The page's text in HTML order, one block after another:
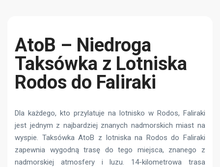
AtoB – Niedroga
Taksówka z Lotniska
Rodos do Faliraki
Dla każdego, kto przylatuje na lotnisko w Rodos, Faliraki
jest jednym z najbardziej znanych nadmorskich miast na
wyspie. Taksówka AtoB z lotniska na Rodos do Faliraki
zapewnia wygodną trasę do tego miejsca, znanego z
nadmorskiej atmosfery i luzu. 14-kilometrowa trasa